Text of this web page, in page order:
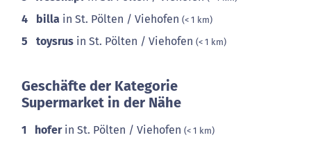
4 billa in St. Pölten / Viehofen (< 1 km)
5 toysrus in St. Pölten / Viehofen (< 1 km)
Geschäfte der Kategorie
Supermarket in der Nähe
1 hoferin St. Pölten / Viehofen (< 1 km)